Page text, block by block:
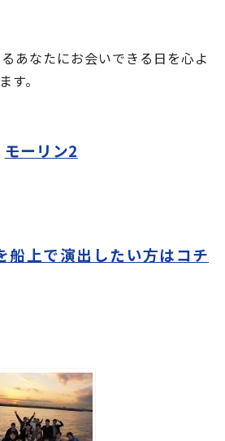
あなたにお会いできる日を心よ
す。
モーリン2
船上で演出したい方はコチ